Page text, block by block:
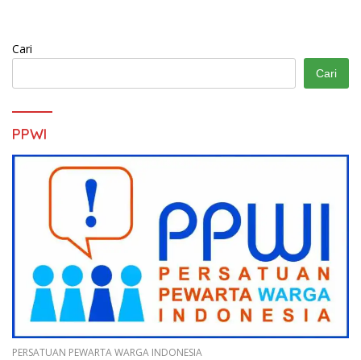
Cari
Cari
PPWI
PERSATUAN PEWARTA WARGA INDONESIA